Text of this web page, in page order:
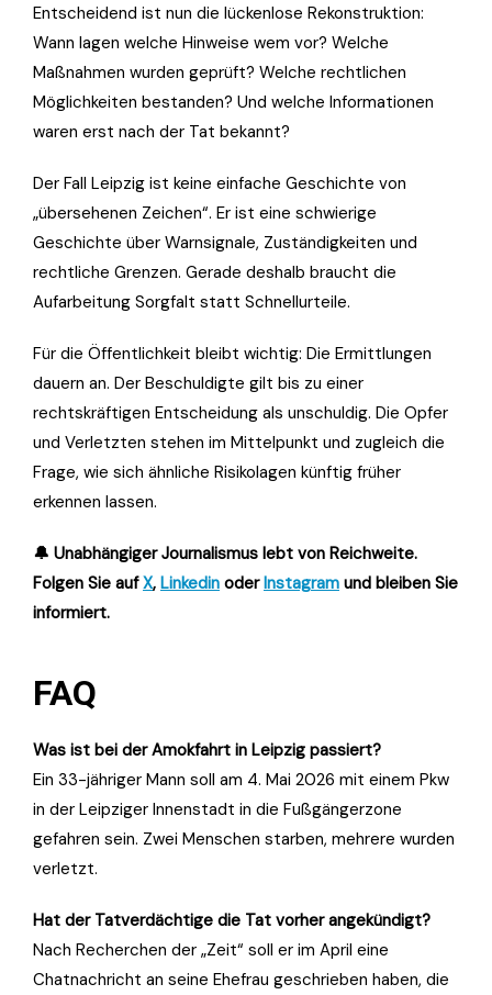
Entscheidend ist nun die lückenlose Rekonstruktion:
Wann lagen welche Hinweise wem vor? Welche
Maßnahmen wurden geprüft? Welche rechtlichen
Möglichkeiten bestanden? Und welche Informationen
waren erst nach der Tat bekannt?
Der Fall Leipzig ist keine einfache Geschichte von
„übersehenen Zeichen“. Er ist eine schwierige
Geschichte über Warnsignale, Zuständigkeiten und
rechtliche Grenzen. Gerade deshalb braucht die
Aufarbeitung Sorgfalt statt Schnellurteile.
Für die Öffentlichkeit bleibt wichtig: Die Ermittlungen
dauern an. Der Beschuldigte gilt bis zu einer
rechtskräftigen Entscheidung als unschuldig. Die Opfer
und Verletzten stehen im Mittelpunkt und zugleich die
Frage, wie sich ähnliche Risikolagen künftig früher
erkennen lassen.
🔔 Unabhängiger Journalismus lebt von Reichweite.
Folgen Sie aufX, Linkedin oderInstagram und bleiben Sie
informiert.
FAQ
Was ist bei der Amokfahrt in Leipzig passiert?
Ein 33-jähriger Mann soll am 4. Mai 2026 mit einem Pkw
in der Leipziger Innenstadt in die Fußgängerzone
gefahren sein. Zwei Menschen starben, mehrere wurden
verletzt.
Hat der Tatverdächtige die Tat vorher angekündigt?
Nach Recherchen der „Zeit“ soll er im April eine
Chatnachricht an seine Ehefrau geschrieben haben, die